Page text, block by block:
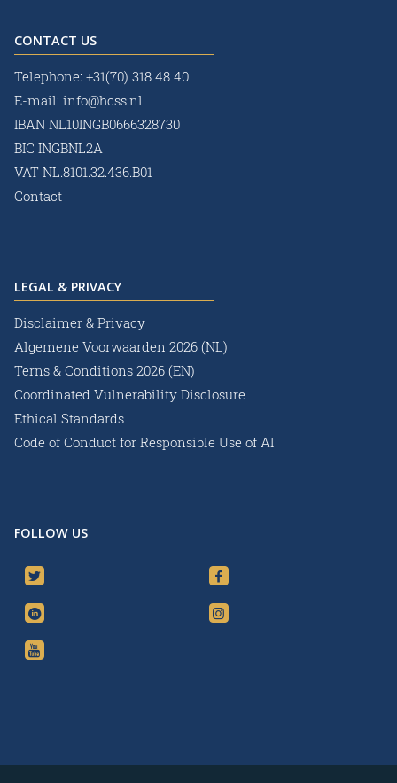
CONTACT US
Telephone: +31(70) 318 48 40
E-mail: info@hcss.nl
IBAN NL10INGB0666328730
BIC INGBNL2A
VAT NL.8101.32.436.B01
Contact
LEGAL & PRIVACY
Disclaimer & Privacy
Algemene Voorwaarden 2026 (NL)
Terns & Conditions 2026 (EN)
Coordinated Vulnerability Disclosure
Ethical Standards
Code of Conduct for Responsible Use of AI
FOLLOW US